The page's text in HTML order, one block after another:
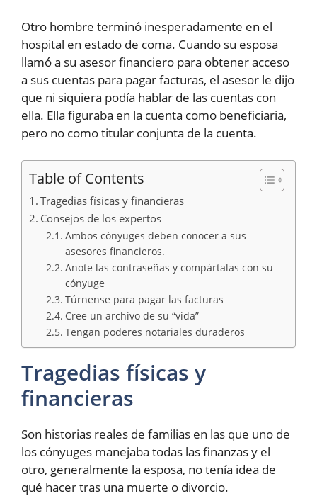
Otro hombre terminó inesperadamente en el
hospital en estado de coma. Cuando su esposa
llamó a su asesor financiero para obtener acceso
a sus cuentas para pagar facturas, el asesor le dijo
que ni siquiera podía hablar de las cuentas con
ella. Ella figuraba en la cuenta como beneficiaria,
pero no como titular conjunta de la cuenta.
Table of Contents
Tragedias físicas y financieras
Consejos de los expertos
Ambos cónyuges deben conocer a sus
asesores financieros.
Anote las contraseñas y compártalas con su
cónyuge
Túrnense para pagar las facturas
Cree un archivo de su “vida”
Tengan poderes notariales duraderos
Tragedias físicas y
financieras
Son historias reales de familias en las que uno de
los cónyuges manejaba todas las finanzas y el
otro, generalmente la esposa, no tenía idea de
qué hacer tras una muerte o divorcio.